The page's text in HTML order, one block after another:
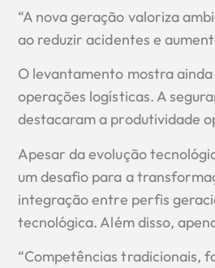
“A nova geração valoriza
ao reduzir acidentes e
O levantamento mostra
operações logísticas. A
destacaram a produtividade
Apesar da evolução
um desafio para a
integração entre perfis
tecnológica. Além disso,
“Competências tradicionais,